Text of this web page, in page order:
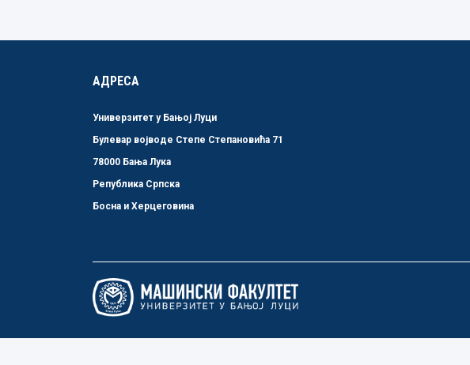
АДРЕСА
Универзитет у Бањој Луци
Булевар војводе Степе Степановића 71
78000 Бања Лука
Република Српска
Босна и Херцеговина